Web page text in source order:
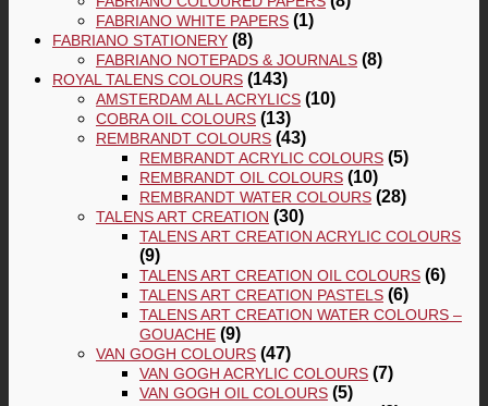
FABRIANO WHITE PAPERS (1)
FABRIANO STATIONERY (8)
FABRIANO NOTEPADS & JOURNALS (8)
ROYAL TALENS COLOURS (143)
AMSTERDAM ALL ACRYLICS (10)
COBRA OIL COLOURS (13)
REMBRANDT COLOURS (43)
REMBRANDT ACRYLIC COLOURS (5)
REMBRANDT OIL COLOURS (10)
REMBRANDT WATER COLOURS (28)
TALENS ART CREATION (30)
TALENS ART CREATION ACRYLIC COLOURS
(9)
TALENS ART CREATION OIL COLOURS (6)
TALENS ART CREATION PASTELS (6)
TALENS ART CREATION WATER COLOURS –
GOUACHE (9)
VAN GOGH COLOURS (47)
VAN GOGH ACRYLIC COLOURS (7)
VAN GOGH OIL COLOURS (5)